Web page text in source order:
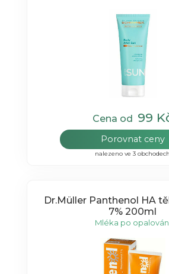
Cena od 99
Porovnat ceny
nalezeno ve 3 obchodech
Dr.Müller Panthenol HA
7% 200ml
Mléka po